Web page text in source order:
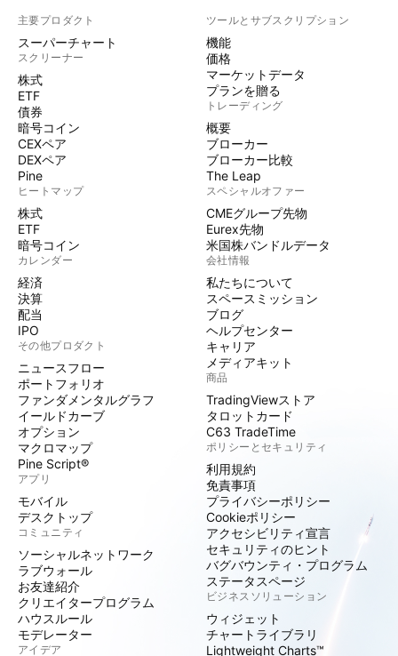
主要プロダクト
スーパーチャート
スクリーナー
株式
ETF
債券
暗号コイン
CEXペア
DEXペア
Pine
ヒートマップ
株式
ETF
暗号コイン
カレンダー
経済
決算
配当
IPO
その他プロダクト
ニュースフロー
ポートフォリオ
ファンダメンタルグラフ
イールドカーブ
オプション
マクロマップ
Pine Script®
アプリ
モバイル
デスクトップ
コミュニティ
ソーシャルネットワーク
ラブウォール
お友達紹介
クリエイタープログラム
ハウスルール
モデレーター
アイデア
ツールとサブスクリプション
機能
価格
マーケットデータ
プランを贈る
トレーディング
概要
ブローカー
ブローカー比較
The Leap
スペシャルオファー
CMEグループ先物
Eurex先物
米国株バンドルデータ
会社情報
私たちについて
スペースミッション
ブログ
ヘルプセンター
キャリア
メディアキット
商品
TradingViewストア
タロットカード
C63 TradeTime
ポリシーとセキュリティ
利用規約
免責事項
プライバシーポリシー
Cookieポリシー
アクセシビリティ宣言
セキュリティのヒント
バグバウンティ・プログラム
ステータスページ
ビジネスソリューション
ウィジェット
チャートライブラリ
Lightweight Charts™